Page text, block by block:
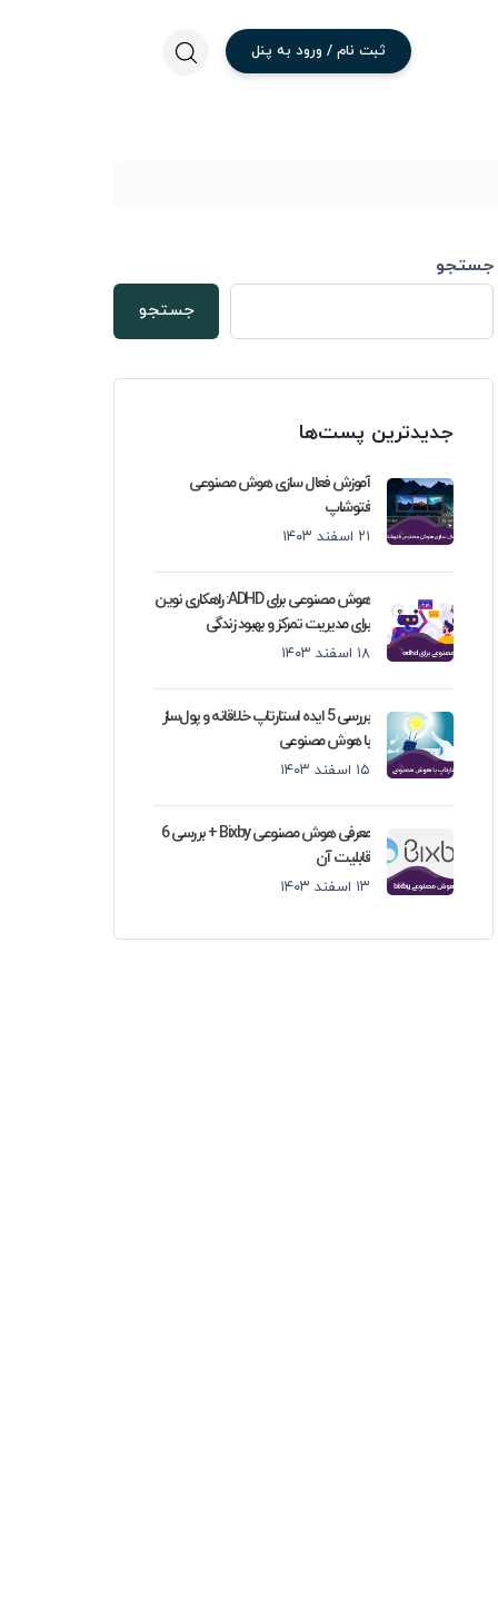
ثبت نام / ورود به پنل
جستجو
جستجو
جدیدترین پست‌ها
آموزش فعال سازی هوش مصنوعی
فتوشاپ
۲۱ اسفند ۱۴۰۳
هوش مصنوعی برای ADHD: راهکاری نوین
برای مدیریت تمرکز و بهبود زندگی
۱۸ اسفند ۱۴۰۳
بررسی 5 ایده استارتاپ خلاقانه و پول‌ساز
با هوش مصنوعی
۱۵ اسفند ۱۴۰۳
معرفی هوش مصنوعی Bixby + بررسی 6
قابلیت آن
۱۳ اسفند ۱۴۰۳